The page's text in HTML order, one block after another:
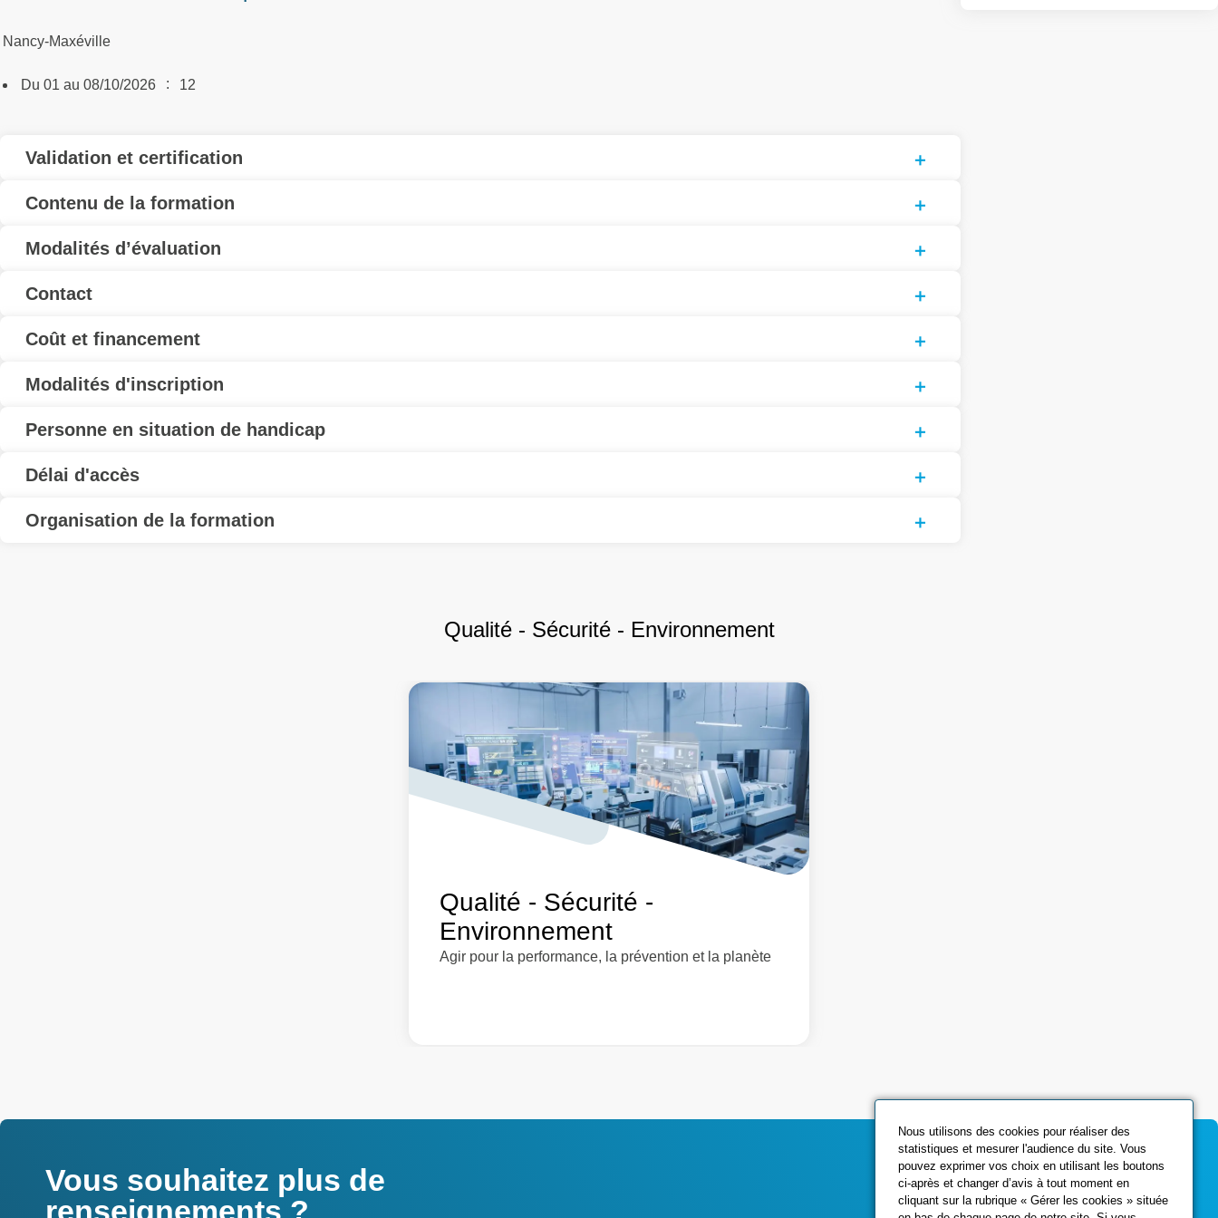
Nancy-Maxéville
Du 01 au 08/10/2026 : 12
Validation et certification
Contenu de la formation
Modalités d’évaluation
Contact
Coût et financement
Modalités d'inscription
Personne en situation de handicap
Délai d'accès
Organisation de la formation
Qualité - Sécurité - Environnement
Qualité - Sécurité -
Environnement
Agir pour la performance, la prévention et la planète
Vous souhaitez plus de
renseignements ?
Contactez-nous
Nous utilisons des cookies pour réaliser des
statistiques et mesurer l'audience du site. Vous
pouvez exprimer vos choix en utilisant les boutons
ci-après et changer d’avis à tout moment en
cliquant sur la rubrique « Gérer les cookies » située